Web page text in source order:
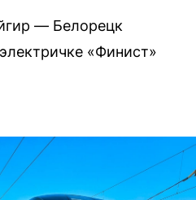
— Белорецк
«Финист»